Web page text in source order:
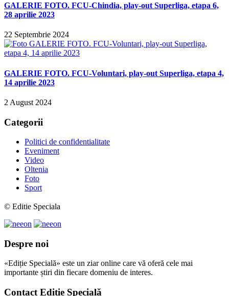
GALERIE FOTO. FCU-Chindia, play-out Superliga, etapa 6,
28 aprilie 2023
22 Septembrie 2024
GALERIE FOTO. FCU-Voluntari, play-out Superliga, etapa 4,
14 aprilie 2023
2 August 2024
Categorii
Politici de confidentialitate
Eveniment
Video
Oltenia
Foto
Sport
© Editie Speciala
Despre noi
«Ediție Specială» este un ziar online care vă oferă cele mai
importante știri din fiecare domeniu de interes.
Contact Ediție Specială